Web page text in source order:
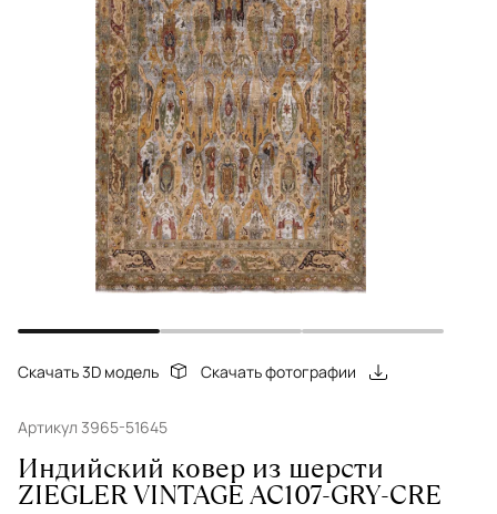
Скачать 3D модель Скачать фотографии
Артикул 3965-51645
Индийский ковер из шерсти
ZIEGLER VINTAGE AC107-GRY-CRE